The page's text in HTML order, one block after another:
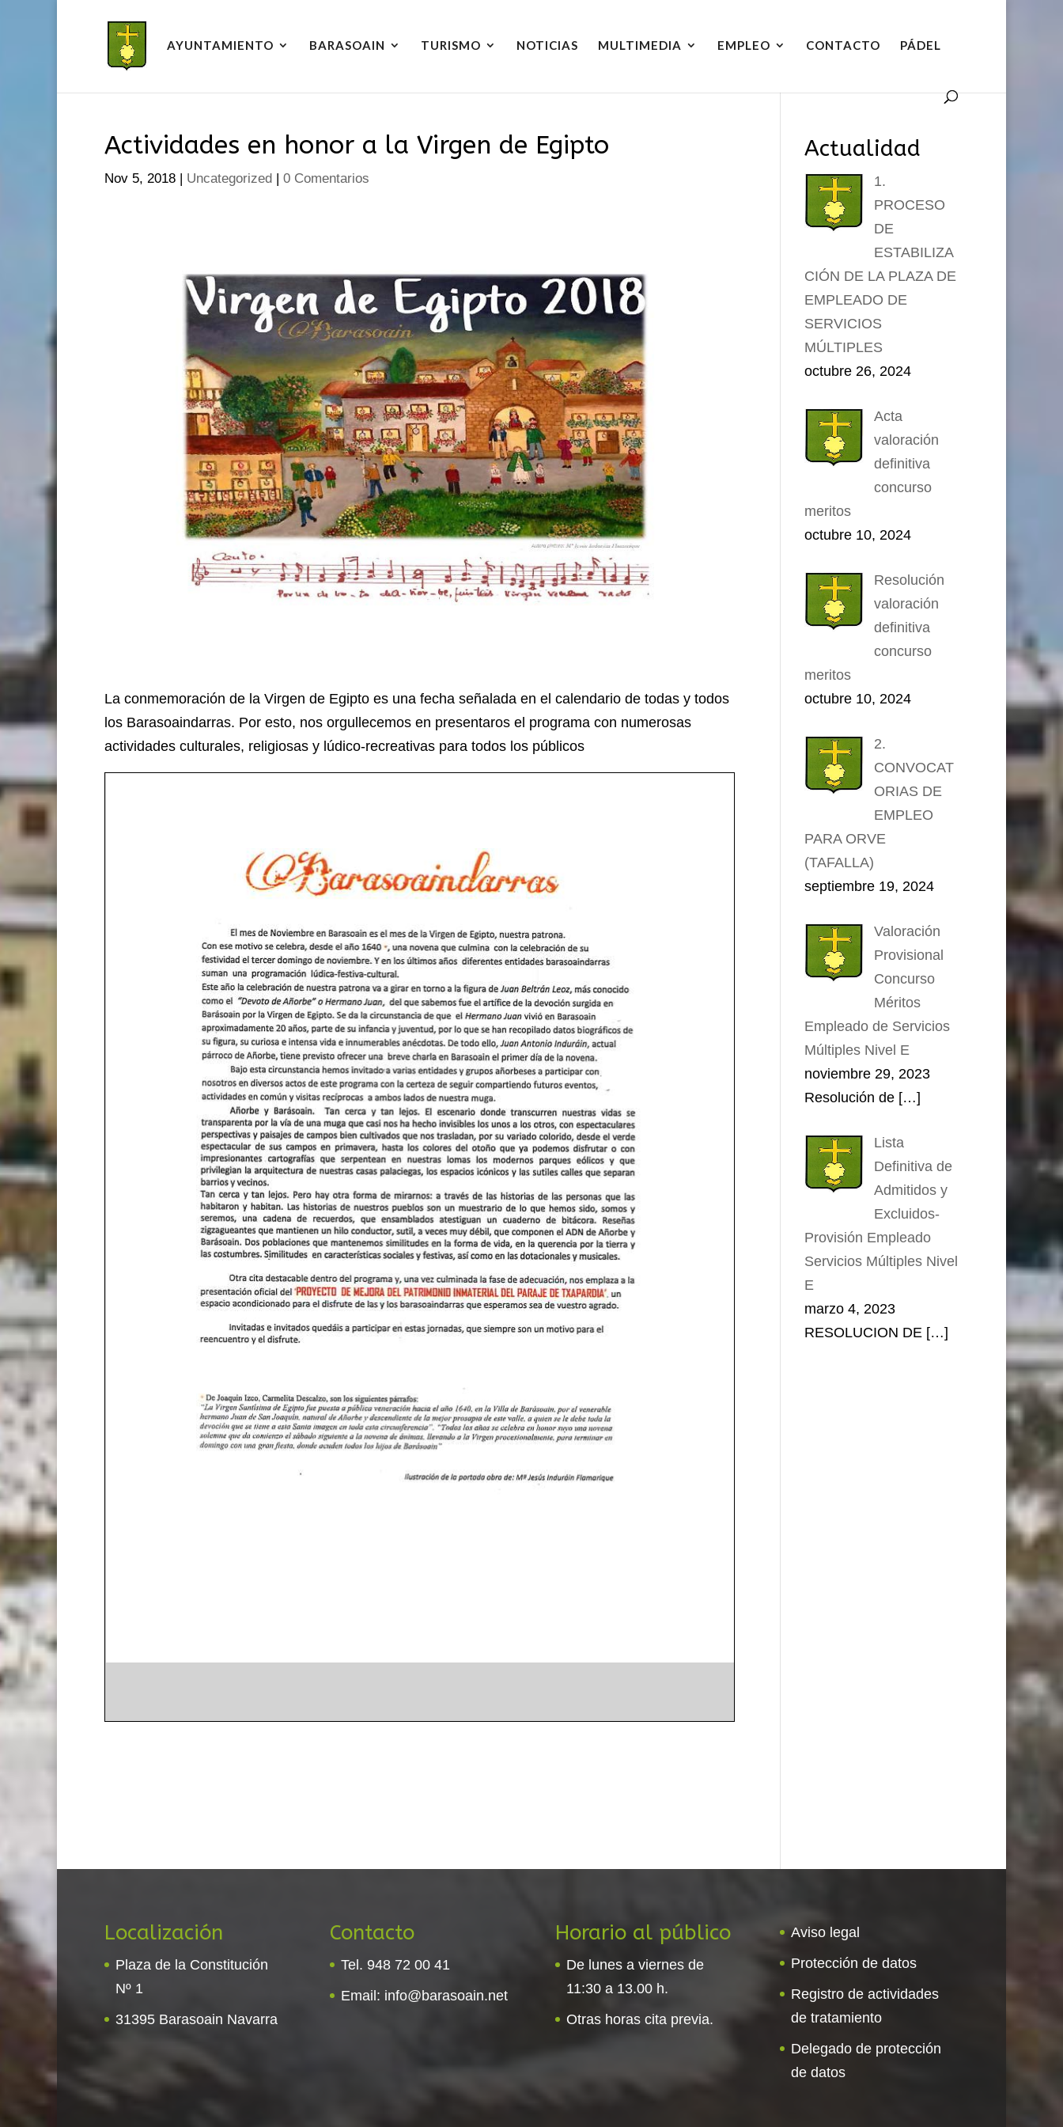
AYUNTAMIENTO BARASOAIN TURISMO NOTICIAS MULTIMEDIA EMPLEO CONTACTO PÁDEL
Actividades en honor a la Virgen de Egipto
Nov 5, 2018 | Uncategorized | 0 Comentarios
La conmemoración de la Virgen de Egipto es una fecha señalada en el calendario de todas y todos
los Barasoaindarras. Por esto, nos orgullecemos en presentaros el programa con numerosas
actividades culturales, religiosas y lúdico-recreativas para todos los públicos
Actualidad
1.
PROCESO
DE
ESTABILIZA
CIÓN DE LA PLAZA DE
EMPLEADO DE
SERVICIOS
MÚLTIPLES
octubre 26, 2024
Acta
valoración
definitiva
concurso
meritos
octubre 10, 2024
Resolución
valoración
definitiva
concurso
meritos
octubre 10, 2024
2.
CONVOCAT
ORIAS DE
EMPLEO
PARA ORVE
(TAFALLA)
septiembre 19, 2024
Valoración
Provisional
Concurso
Méritos
Empleado de Servicios
Múltiples Nivel E
noviembre 29, 2023
Resolución de […]
Lista
Definitiva de
Admitidos y
Excluidos-
Provisión Empleado
Servicios Múltiples Nivel
E
marzo 4, 2023
RESOLUCION DE […]
Localización
Plaza de la Constitución
Nº 1
31395 Barasoain Navarra
Contacto
Tel. 948 72 00 41
Email: info@barasoain.net
Horario al público
De lunes a viernes de
11:30 a 13.00 h.
Otras horas cita previa.
Aviso legal
Protección de datos
Registro de actividades
de tratamiento
Delegado de protección
de datos